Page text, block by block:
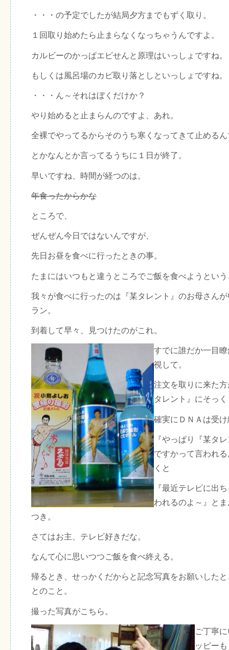
・・・の予定でしたが結局夕方までもずく取り。
１回取り始めたら止まらなくなっちゃうんですよ。
カルビーのかっぱエビせんと原理はいっしょですね。
もしくは風呂場のカビ取り落としといっしょですね。
・・・ん～それはぼくだけか？
やり始めると止まらんのですよ、あれ。
全裸でやってるからそのうち寒くなってきて止める
とかなんとか言ってるうちに１日が終了。
早いですね、時間が経つのは。
年食ったからかな
ところで、
ぜんぜん今日ではないんですが、
先日お昼を食べに行ったときの事。
たまにはいつもと違うところでご飯を食べようとい
我々が食べに行ったのは『某タレント』のお母さん
ラン。
到着して早々、見つけたのがこれ。
すでに誰だか一目
視して。
注文を取りに来た
タレント』にそっ
確実にＤＮＡは受
『やっぱり『某タ
ですかって言われ
くと
『最近テレビに出
われるのよ～』と
つき。
さてはお主、テレビ好きだな。
なんて心に思いつつご飯を食べ終える。
帰るとき、せっかくだからと記念写真をお願いした
とのこと。
撮った写真がこちら。
ご丁寧
ッピー